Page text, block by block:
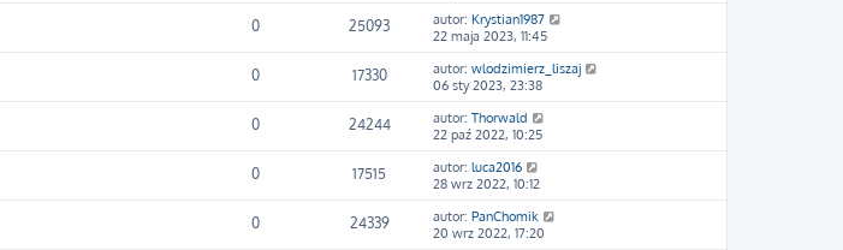
0 25093 autor: Krystian1987
22 maja 2023, 11:45
0 17330 autor: wlodzimierz_liszaj
06 sty 2023, 23:38
0 24244 autor: Thorwald
22 paź 2022, 10:25
0 17515 autor: luca2016
28 wrz 2022, 10:12
0 24339 autor: PanChomik
20 wrz 2022, 17:20